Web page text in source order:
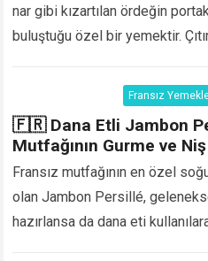
nar gibi kızartılan ördeğin
buluştuğu özel bir yemektir.
Fransız
🇫🇷 Dana Etli Jambon
Mutfağının Gurme ve
Fransız mutfağının en özel
olan Jambon Persillé,
hazırlansa da dana eti